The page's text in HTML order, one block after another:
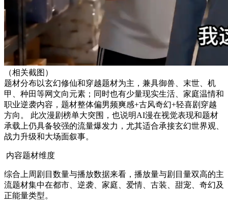
（相关截图 ）
题材分布以玄幻修仙和穿越题材为主，兼具御兽、末世、机
甲、种田等网文向元素；同时也有少量现实生活、家庭温情和
职业逆袭内容，题材整体偏男频爽感+古风奇幻+轻喜剧穿越
方向。 此次漫剧榜单大突围，也说明AI漫在视觉表现和题材
承载上仍具备较强的流量爆发力，尤其适合承接玄幻世界观、
战力升级和大场面叙事。
内容题材维度
综合上周剧目数量与播放数据来看，播放量与剧目 量双高的主
流题材集中在都市、逆袭、家庭、爱情、古装、甜宠、奇幻及
正能量类型。